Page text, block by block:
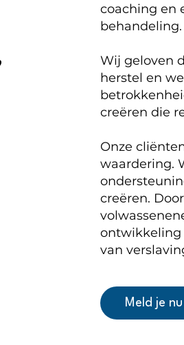
coaching en
behandeling.
Wij geloven
herstel en
creëren die
Onze
waardering.
creëren.
ontwikkeling
van
Meld je